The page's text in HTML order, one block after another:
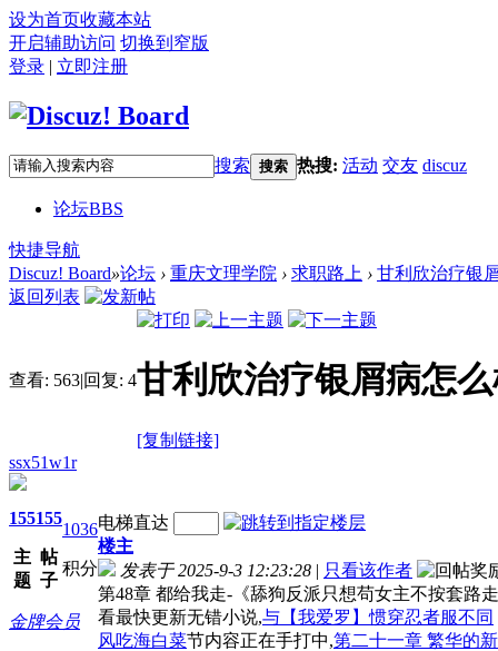
设为首页收藏本站
开启辅助访问 切换到窄版
登录 | 立即注册
搜索 搜索 热搜: 活动 交友 discuz
论坛BBS
快捷导航
Discuz! Board»论坛 › 重庆文理学院 › 求职路上 › 甘利欣治疗银
返回列表
查看: 563|回复: 4甘利欣治疗银屑病怎
[复制链接]
ssx51w1r
155
主
题
155
帖
子
1036
积分
金牌会员
电梯直达
楼主
发表于 2025-9-3 12:23:28 | 只看该作者
第48章 都给我走-《舔狗反派只想苟女主不按套路
看最快更新无错小说,与【我爱罗】惯穿忍者服不同
风吃海白菜节内容正在手打中,第二十一章 繁华的